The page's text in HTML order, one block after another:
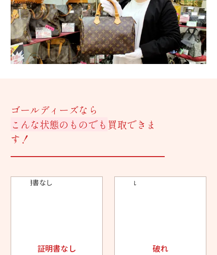
ゴールディーズなら
こんな状態のものでも 買取できま
す！
証明書なし 破れ